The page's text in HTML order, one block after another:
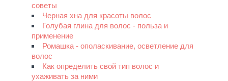
советы
Черная хна для красоты волос
Голубая глина для волос - польза и
применение
Ромашка - ополаскивание, осветление для
волос
Как определить свой тип волос и
ухаживать за ними